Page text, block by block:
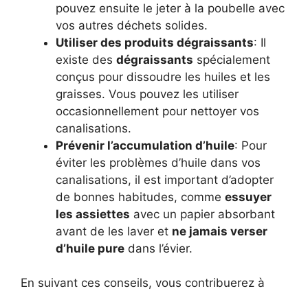
pouvez ensuite le jeter à la poubelle avec
vos autres déchets solides.
Utiliser des produits dégraissants: Il
existe des dégraissants spécialement
conçus pour dissoudre les huiles et les
graisses. Vous pouvez les utiliser
occasionnellement pour nettoyer vos
canalisations.
Prévenir l’accumulation d’huile: Pour
éviter les problèmes d’huile dans vos
canalisations, il est important d’adopter
de bonnes habitudes, comme essuyer
les assiettes avec un papier absorbant
avant de les laver et ne jamais verser
d’huile pure dans l’évier.
En suivant ces conseils, vous contribuerez à